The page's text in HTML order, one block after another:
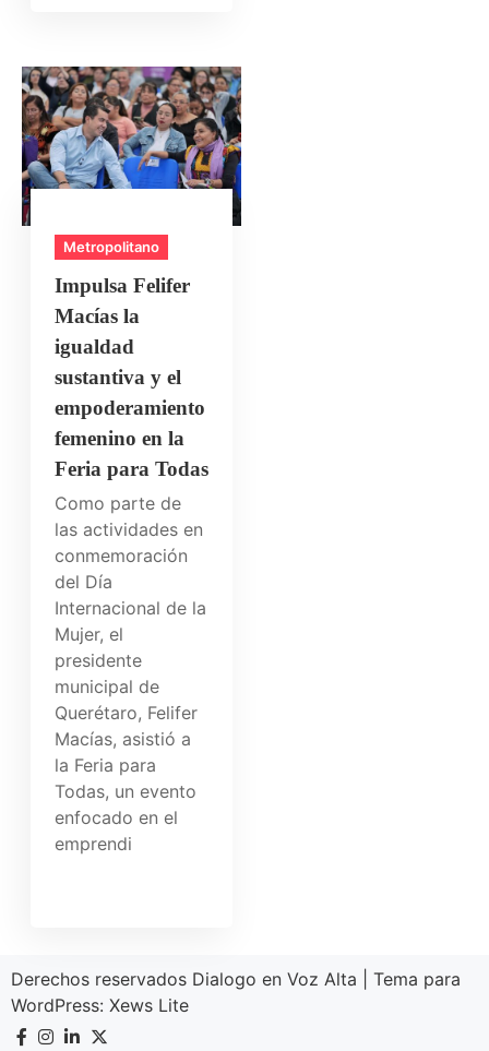
Metropolitano
Impulsa Felifer
Macías la
igualdad
sustantiva y el
empoderamiento
femenino en la
Feria para Todas
Como parte de
las actividades en
conmemoración
del Día
Internacional de la
Mujer, el
presidente
municipal de
Querétaro, Felifer
Macías, asistió a
la Feria para
Todas, un evento
enfocado en el
emprendi
Derechos reservados Dialogo en Voz Alta
Tema para
WordPress: Xews Lite